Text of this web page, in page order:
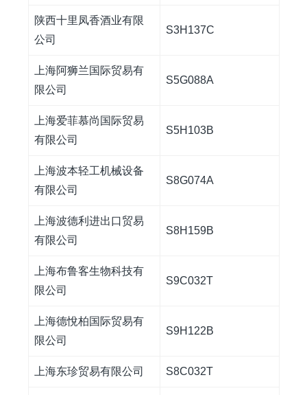
陕西十里凤香酒业有限
公司
S3H137C
上海阿狮兰国际贸易有
限公司
S5G088A
上海爱菲慕尚国际贸易
有限公司
S5H103B
上海波本轻工机械设备
有限公司
S8G074A
上海波德利进出口贸易
有限公司
S8H159B
上海布鲁客生物科技有
限公司
S9C032T
上海德悅柏国际贸易有
限公司
S9H122B
上海东珍贸易有限公司 S8C032T